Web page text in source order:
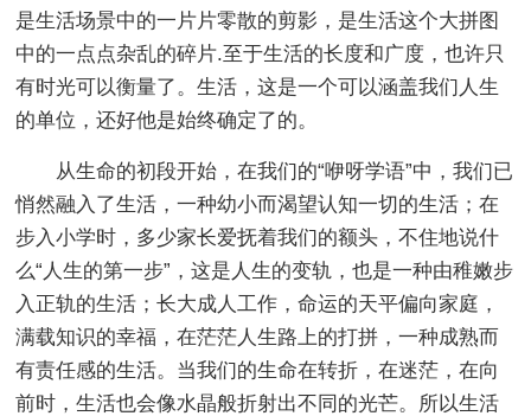
是生活场景中的一片片零散的剪影，是生活这个大拼图
中的一点点杂乱的碎片.至于生活的长度和广度，也许只
有时光可以衡量了。生活，这是一个可以涵盖我们人生
的单位，还好他是始终确定了的。
从生命的初段开始，在我们的“咿呀学语”中，我们已
悄然融入了生活，一种幼小而渴望认知一切的生活；在
步入小学时，多少家长爱抚着我们的额头，不住地说什
么“人生的第一步”，这是人生的变轨，也是一种由稚嫩步
入正轨的生活；长大成人工作，命运的天平偏向家庭，
满载知识的幸福，在茫茫人生路上的打拼，一种成熟而
有责任感的生活。当我们的生命在转折，在迷茫，在向
前时，生活也会像水晶般折射出不同的光芒。所以生活